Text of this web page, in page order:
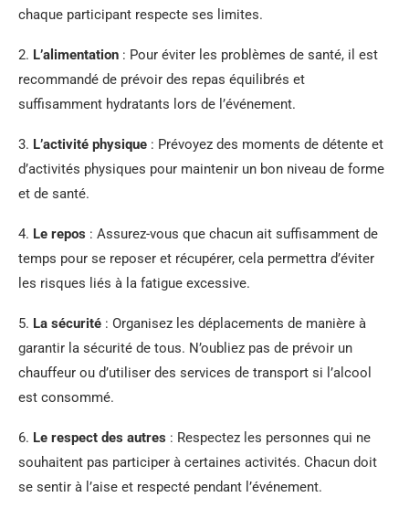
chaque participant respecte ses limites.
2. L’alimentation : Pour éviter les problèmes de santé, il est
recommandé de prévoir des repas équilibrés et
suffisamment hydratants lors de l’événement.
3. L’activité physique : Prévoyez des moments de détente et
d’activités physiques pour maintenir un bon niveau de forme
et de santé.
4. Le repos : Assurez-vous que chacun ait suffisamment de
temps pour se reposer et récupérer, cela permettra d’éviter
les risques liés à la fatigue excessive.
5. La sécurité : Organisez les déplacements de manière à
garantir la sécurité de tous. N’oubliez pas de prévoir un
chauffeur ou d’utiliser des services de transport si l’alcool
est consommé.
6. Le respect des autres : Respectez les personnes qui ne
souhaitent pas participer à certaines activités. Chacun doit
se sentir à l’aise et respecté pendant l’événement.